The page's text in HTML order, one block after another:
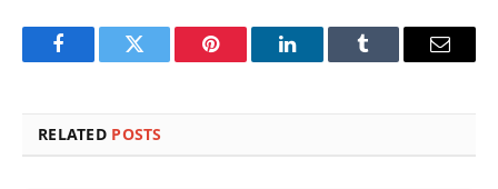
FacebookTwitter Pinterest LinkedInTumblr Email
RELATED POSTS